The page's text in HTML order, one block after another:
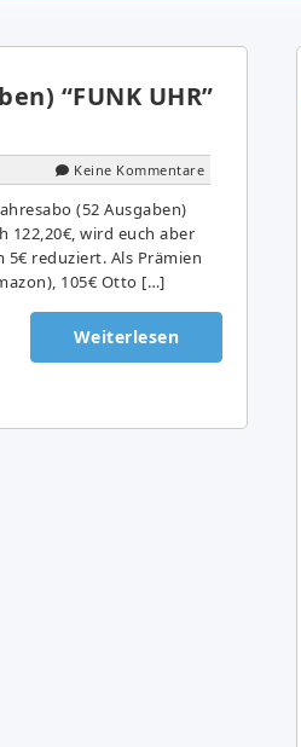
“FUNK UHR”
Keine Kommentare
(52 Ausgaben)
122,20€, wird euch aber
5€ reduziert. Als Prämien
105€ Otto […]
Weiterlesen